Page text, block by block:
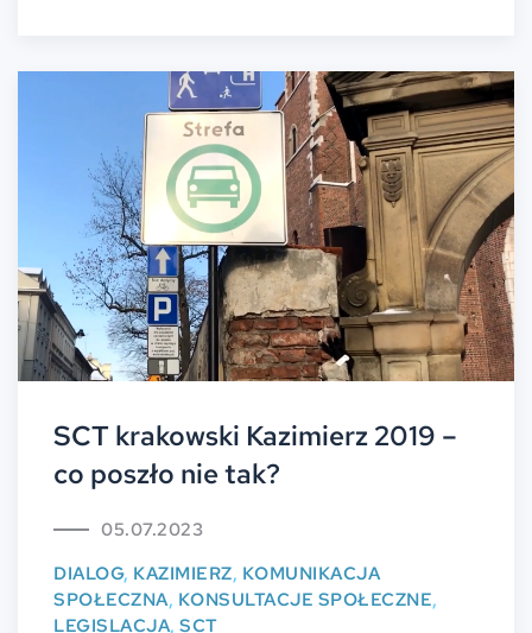
SCT krakowski Kazimierz 2019 –
co poszło nie tak?
05.07.2023
DIALOG, KAZIMIERZ, KOMUNIKACJA
SPOŁECZNA, KONSULTACJE SPOŁECZNE,
LEGISLACJA, SCT